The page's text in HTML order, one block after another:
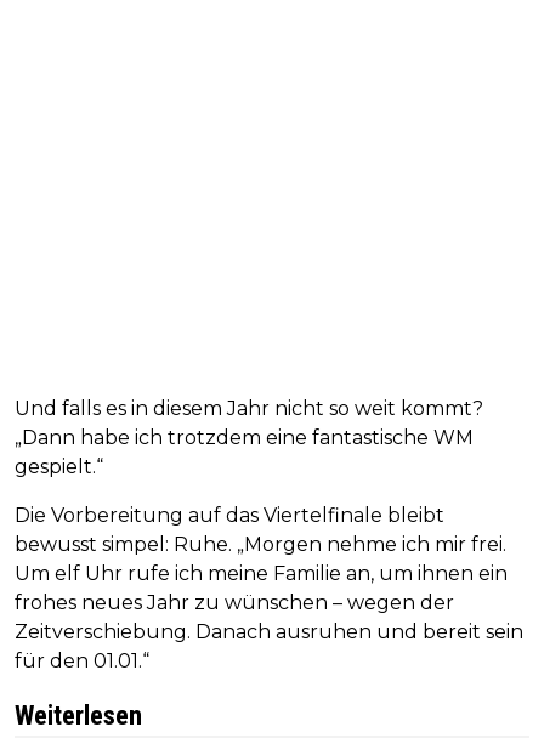
Und falls es in diesem Jahr nicht so weit kommt?
„Dann habe ich trotzdem eine fantastische WM
gespielt.“
Die Vorbereitung auf das Viertelfinale bleibt
bewusst simpel: Ruhe. „Morgen nehme ich mir frei.
Um elf Uhr rufe ich meine Familie an, um ihnen ein
frohes neues Jahr zu wünschen – wegen der
Zeitverschiebung. Danach ausruhen und bereit sein
für den 01.01.“
Weiterlesen